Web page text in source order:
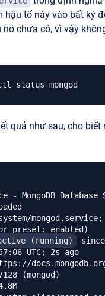
hậu tố này vào bất kỳ
chưa có, vì vậy
quả như sau, cho biết
- MongoDB Database
mongod.service;
preset: enabled)
(running)
UTC; 2s ago